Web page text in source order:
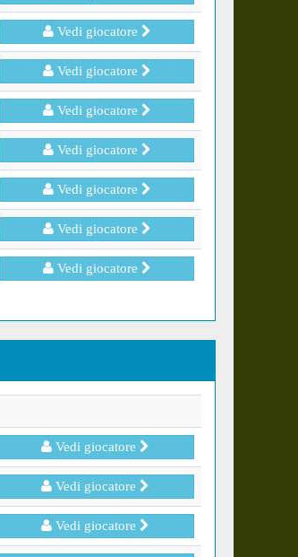
Vedi giocatore
Vedi giocatore
Vedi giocatore
Vedi giocatore
Vedi giocatore
Vedi giocatore
Vedi giocatore
Vedi giocatore
Vedi giocatore
Vedi giocatore